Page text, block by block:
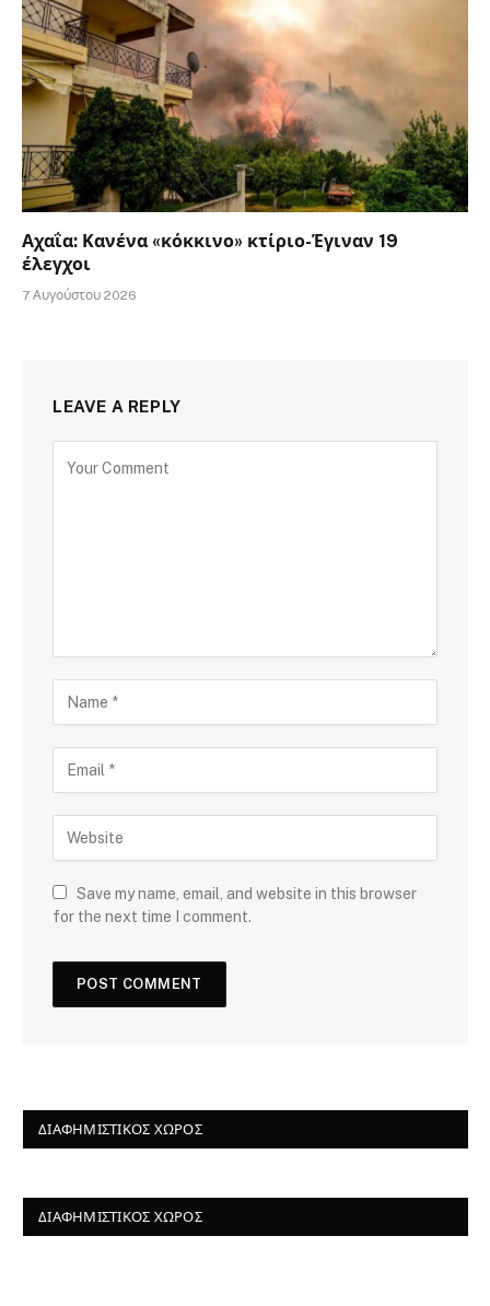
Αχαΐα: Κανένα «κόκκινο» κτίριο-Έγιναν 19
έλεγχοι
7 Αυγούστου 2026
LEAVE A REPLY
Save my name, email, and website in this browser
for the next time I comment.
ΔΙΑΦΗΜΙΣΤΙΚΌΣ ΧΏΡΟΣ
ΔΙΑΦΗΜΙΣΤΙΚΌΣ ΧΏΡΟΣ